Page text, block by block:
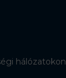
hálózatokon